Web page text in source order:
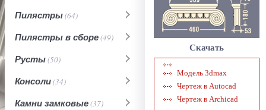
Пилястры(64)
Пилястры в сборе(49)
Русты(50)
Консоли(34)
Камни замковые(37)
Скачать
Модель 3dmax
Чертеж в Autocad
Чертеж в Archicad